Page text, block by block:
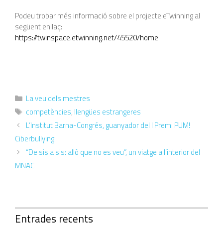
Podeu trobar més informació sobre el projecte eTwinning al
següent enllaç:
https://twinspace.etwinning.net/45520/home
La veu dels mestres
competències, llengües estrangeres
L’Institut Barna-Congrés, guanyador del I Premi PUM!
Ciberbullying!
“De sis a sis: allò que no es veu”, un viatge a l’interior del
MNAC
Entrades recents